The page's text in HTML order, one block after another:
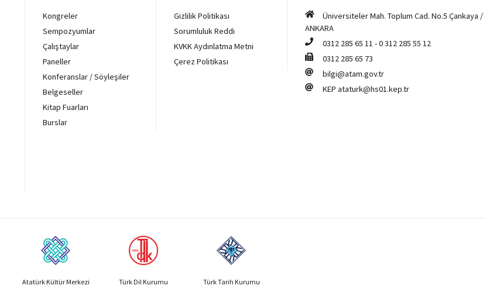
Kongreler
Sempozyumlar
Çalıştaylar
Paneller
Konferanslar / Söyleşiler
Belgeseller
Kitap Fuarları
Burslar
Gizlilik Politikası
Sorumluluk Reddi
KVKK Aydınlatma Metni
Çerez Politikası
Üniversiteler Mah. Toplum Cad. No.5 Çankaya /
ANKARA
0312 285 65 11 -0 312 285 55 12
0312 285 65 73
bilgi@atam.gov.tr
KEP ataturk@hs01.kep.tr
Atatürk Kültür Merkezi Türk Dil Kurumu Türk Tarih Kurumu